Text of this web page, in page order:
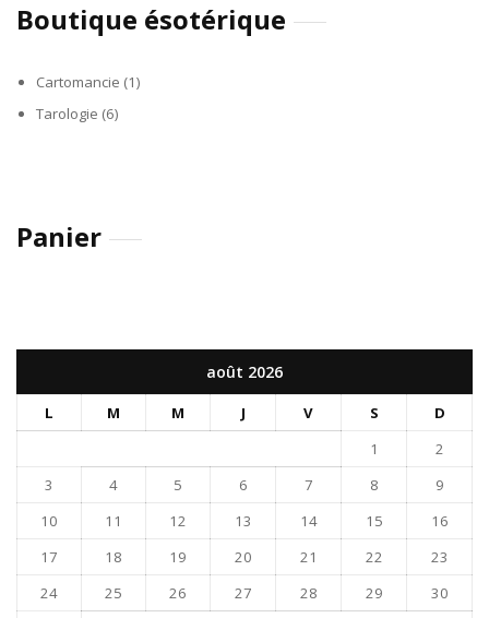
Boutique ésotérique
Cartomancie (1)
Tarologie (6)
Panier
août 2026
L M M J V S
D
1
2
3
4 5 6 7 8
9
10
11 12 13 14 15
16
17
18 19 20 21 22
23
24
25 26 27 28 29
30